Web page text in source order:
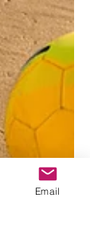
Email